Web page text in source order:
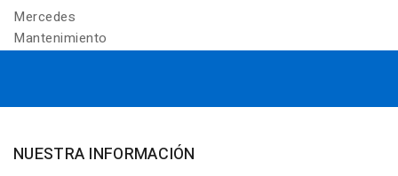
Mercedes
Mantenimiento
NUESTRA INFORMACIÓN